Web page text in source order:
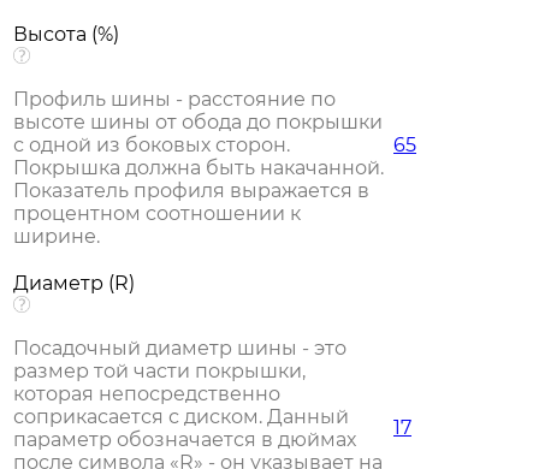
Высота (%)
Профиль шины - расстояние по
высоте шины от обода до покрышки
с одной из боковых сторон.
Покрышка должна быть накачанной.
Показатель профиля выражается в
процентном соотношении к
ширине.
65
Диаметр (R)
Посадочный диаметр шины - это
размер той части покрышки,
которая непосредственно
соприкасается с диском. Данный
параметр обозначается в дюймах
после символа «R» - он указывает на
17